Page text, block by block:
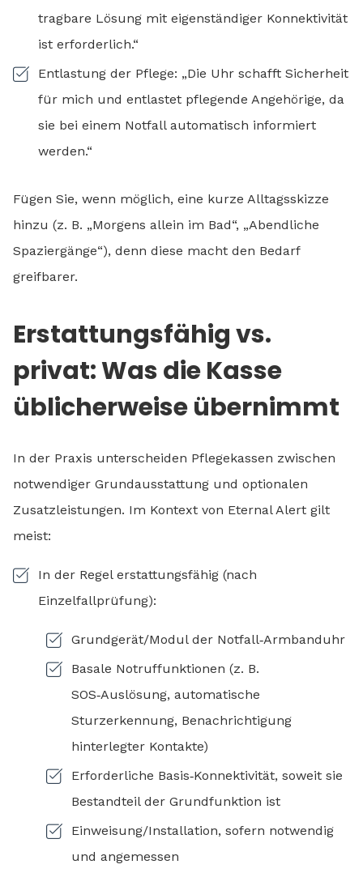
tragbare Lösung mit eigenständiger Konnektivität
ist erforderlich.“
Entlastung der Pflege: „Die Uhr schafft Sicherheit
für mich und entlastet pflegende Angehörige, da
sie bei einem Notfall automatisch informiert
werden.“
Fügen Sie, wenn möglich, eine kurze Alltagsskizze
hinzu (z. B. „Morgens allein im Bad“, „Abendliche
Spaziergänge“), denn diese macht den Bedarf
greifbarer.
Erstattungsfähig vs.
privat: Was die Kasse
üblicherweise übernimmt
In der Praxis unterscheiden Pflegekassen zwischen
notwendiger Grundausstattung und optionalen
Zusatzleistungen. Im Kontext von Eternal Alert gilt
meist:
In der Regel erstattungsfähig (nach
Einzelfallprüfung):
Grundgerät/Modul der Notfall‑Armbanduhr
Basale Notruffunktionen (z. B.
SOS‑Auslösung, automatische
Sturzerkennung, Benachrichtigung
hinterlegter Kontakte)
Erforderliche Basis‑Konnektivität, soweit sie
Bestandteil der Grundfunktion ist
Einweisung/Installation, sofern notwendig
und angemessen